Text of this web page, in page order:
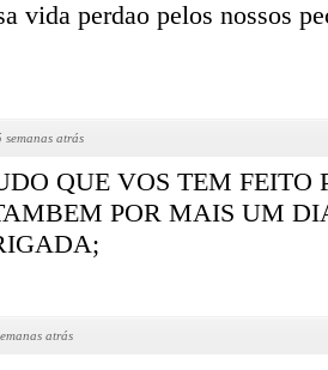
vida perdao pelos nossos
semanas atrás
QUE VOS TEM FEITO
POR MAIS UM
atrás